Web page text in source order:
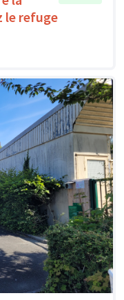
le refuge